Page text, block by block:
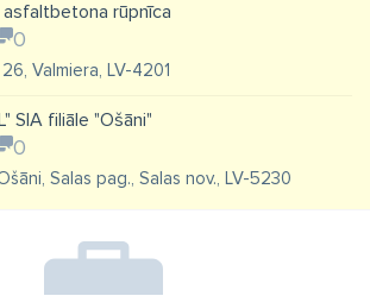
rūpnīca
0
Valmiera, LV-4201
SIA filiāle "Ošāni"
0
Salas pag., Salas nov., LV-5230